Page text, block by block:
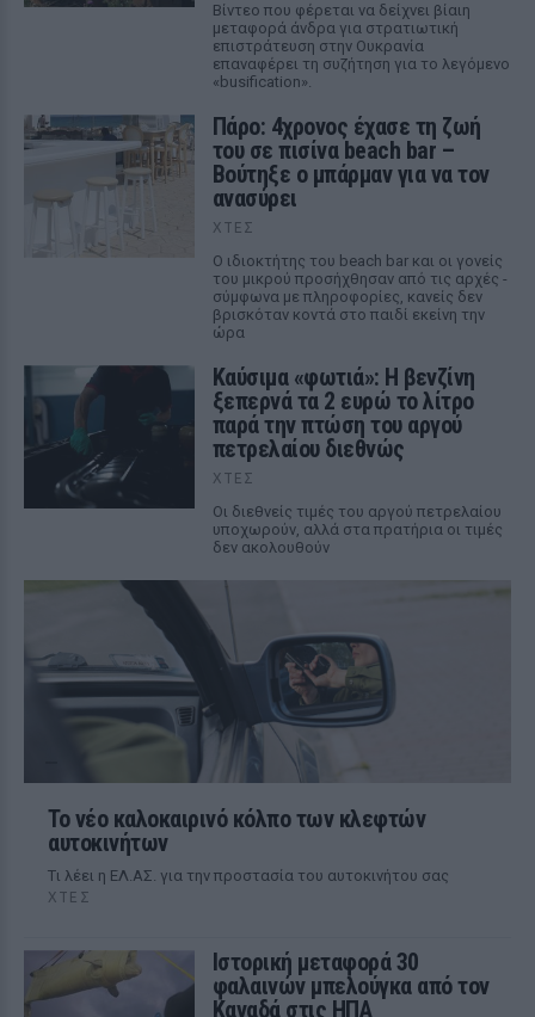
Βίντεο που φέρεται να δείχνει βίαιη
μεταφορά άνδρα για στρατιωτική
επιστράτευση στην Ουκρανία
επαναφέρει τη συζήτηση για το λεγόμενο
«busification».
Πάρο: 4χρονος έχασε τη ζωή
του σε πισίνα beach bar –
Βούτηξε ο μπάρμαν για να τον
ανασύρει
ΧΤΕΣ
Ο ιδιοκτήτης του beach bar και οι γονείς
του μικρού προσήχθησαν από τις αρχές -
σύμφωνα με πληροφορίες, κανείς δεν
βρισκόταν κοντά στο παιδί εκείνη την
ώρα
Καύσιμα «φωτιά»: Η βενζίνη
ξεπερνά τα 2 ευρώ το λίτρο
παρά την πτώση του αργού
πετρελαίου διεθνώς
ΧΤΕΣ
Οι διεθνείς τιμές του αργού πετρελαίου
υποχωρούν, αλλά στα πρατήρια οι τιμές
δεν ακολουθούν
Το νέο καλοκαιρινό κόλπο των κλεφτών
αυτοκινήτων
Tι λέει η ΕΛ.ΑΣ. για την προστασία του αυτοκινήτου σας
ΧΤΕΣ
Ιστορική μεταφορά 30
φαλαινών μπελούγκα από τον
Καναδά στις ΗΠΑ